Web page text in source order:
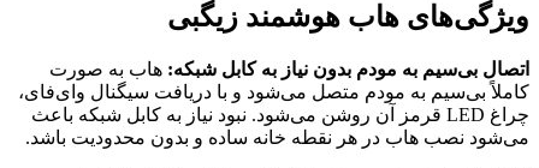
ویژگی‌های هاب هوشمند زیگبی
اتصال بی‌سیم به مودم بدون نیاز به کابل شبکه: هاب به صورت
کاملاً بی‌سیم به مودم متصل می‌شود و با دریافت سیگنال وای‌فای،
چراغ LED قرمز آن روشن می‌شود. نبود نیاز به کابل شبکه باعث
می‌شود نصب هاب در هر نقطه خانه ساده و بدون محدودیت باشد.